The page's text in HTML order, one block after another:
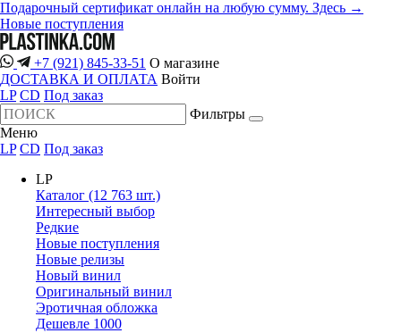
Подарочный сертификат онлайн на любую сумму. Здесь →
Новые поступления
+7 (921) 845-33-51 О магазине
ДОСТАВКА И ОПЛАТА Войти
LP CD Под заказ
Фильтры
Меню
LP CD Под заказ
LP
Каталог (12 763 шт.)
Интересный выбор
Редкие
Новые поступления
Новые релизы
Новый винил
Оригинальный винил
Эротичная обложка
Дешевле 1000